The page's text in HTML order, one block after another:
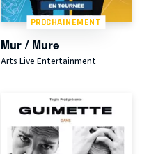
PROCHAINEMENT
Mur / Mure
Arts Live Entertainment